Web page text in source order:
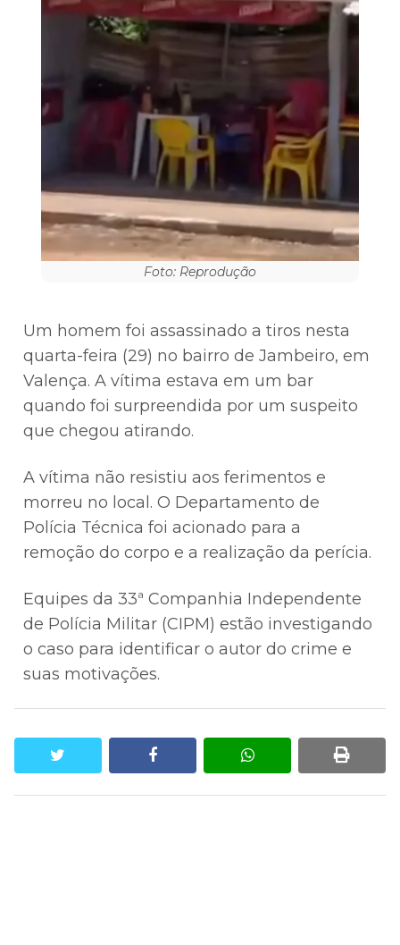
Foto: Reprodução
Um homem foi assassinado a tiros nesta
quarta-feira (29) no bairro de Jambeiro, em
Valença. A vítima estava em um bar
quando foi surpreendida por um suspeito
que chegou atirando.
A vítima não resistiu aos ferimentos e
morreu no local. O Departamento de
Polícia Técnica foi acionado para a
remoção do corpo e a realização da perícia.
Equipes da 33ª Companhia Independente
de Polícia Militar (CIPM) estão investigando
o caso para identificar o autor do crime e
suas motivações.
facebook whatsapp print